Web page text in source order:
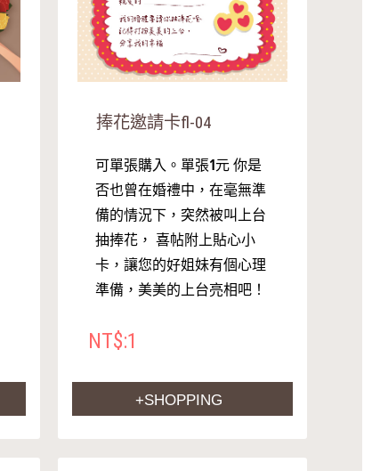
捧花邀請卡fl-04
可單張購入。單張1元 你是
否也曾在婚禮中，在毫無準
備的情況下，突然被叫上台
抽捧花， 喜帖附上貼心小
卡，讓您的好姐妹有個心理
準備，美美的上台亮相吧！
NT$:1
+SHOPPING